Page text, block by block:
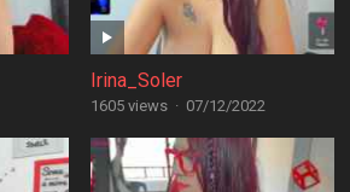
Irina_Soler
1605 views · 07/12/2022